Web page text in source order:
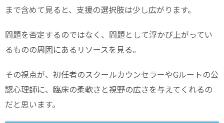
まで含めて見ると、支援の選択肢は少し広がります。
問題を否定するのではなく、問題として浮かび上がってい
るものの周囲にあるリソースを見る。
その視点が、初任者のスクールカウンセラーやGルートの公
認心理師に、臨床の柔軟さと視野の広さを与えてくれるの
だと思います。